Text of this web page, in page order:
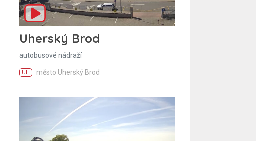
Uherský Brod
autobusové nádraží
UH město Uherský Brod